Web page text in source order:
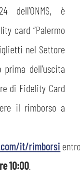
dell’ONMS, è
card “Palermo
nel Settore
dell’uscita
di Fidelity Card
il rimborso a
it/rimborsi
10:00